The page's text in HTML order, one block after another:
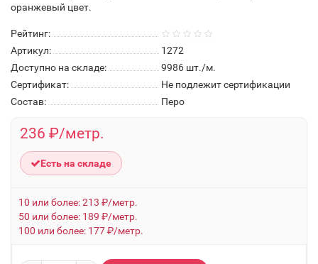
оранжевый цвет.
Рейтинг:
Артикул:
1272
Доступно на складе:
9986 шт./м.
Сертификат:
Не подлежит сертификации
Состав:
Перо
236 ₽/метр.
Есть на складе
10 или более: 213 ₽/метр.
50 или более: 189 ₽/метр.
100 или более: 177 ₽/метр.